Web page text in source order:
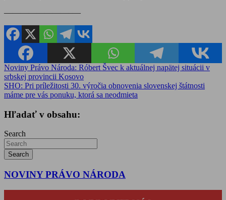
————————–—
Navigácia
v
článku
Noviny Právo Národa: Róbert Švec k aktuálnej napätej situácii v
srbskej provincii Kosovo
SHO: Pri príležitosti 30. výročia obnovenia slovenskej štátnosti
máme pre vás ponuku, ktorá sa neodmieta
Hľadať v obsahu:
Search
Search
NOVINY PRÁVO NÁRODA